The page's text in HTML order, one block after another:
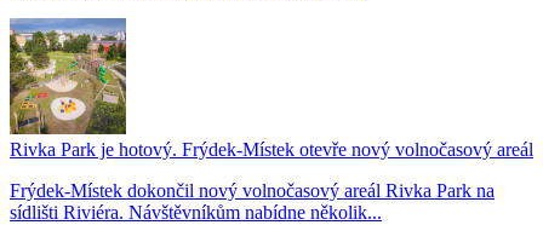
Rivka Park je hotový. Frýdek-Místek otevře nový volnočasový areál
Frýdek-Místek dokončil nový volnočasový areál Rivka Park na
sídlišti Riviéra. Návštěvníkům nabídne několik...